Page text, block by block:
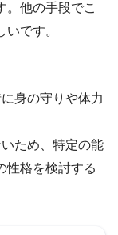
。他の手段でこ
です。
身の守りや体力
ため、特定の能
性格を検討する